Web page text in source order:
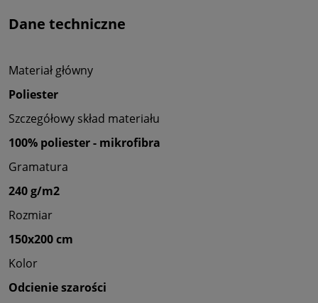
Dane techniczne
Materiał główny
Poliester
Szczegółowy skład materiału
100% poliester - mikrofibra
Gramatura
240 g/m2
Rozmiar
150x200 cm
Kolor
Odcienie szarości